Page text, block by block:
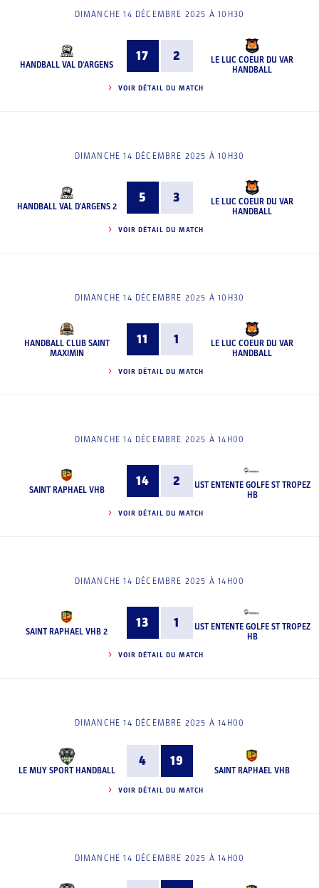
DIMANCHE 14 DÉCEMBRE 2025 À 10H30
HANDBALL VAL D'ARGENS
17 2
LE LUC COEUR DU VAR
HANDBALL
VOIR DÉTAIL DU MATCH
DIMANCHE 14 DÉCEMBRE 2025 À 10H30
HANDBALL VAL D'ARGENS 2
5 3
LE LUC COEUR DU VAR
HANDBALL
VOIR DÉTAIL DU MATCH
DIMANCHE 14 DÉCEMBRE 2025 À 10H30
HANDBALL CLUB SAINT
MAXIMIN
11 1
LE LUC COEUR DU VAR
HANDBALL
VOIR DÉTAIL DU MATCH
DIMANCHE 14 DÉCEMBRE 2025 À 14H00
SAINT RAPHAEL VHB
14 2
UST ENTENTE GOLFE ST TROPEZ
HB
VOIR DÉTAIL DU MATCH
DIMANCHE 14 DÉCEMBRE 2025 À 14H00
SAINT RAPHAEL VHB 2
13 1
UST ENTENTE GOLFE ST TROPEZ
HB
VOIR DÉTAIL DU MATCH
DIMANCHE 14 DÉCEMBRE 2025 À 14H00
LE MUY SPORT HANDBALL
4 19
SAINT RAPHAEL VHB
VOIR DÉTAIL DU MATCH
DIMANCHE 14 DÉCEMBRE 2025 À 14H00